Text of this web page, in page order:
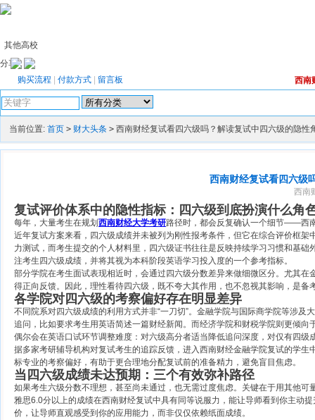
其他高校
购买流程 付款方式 留言板
分享：
西南
当前位置: 首页 > 财大头条 > 西南财经复试看四六级吗？解读复试中四六级的隐性
西南财经复试看四六级
西南
复试评价体系中的隐性指标：四六级到底扮演什么角
每年，大量考生在规划 西南财经大学考研路径时，都会反复确认一个细节——西
近年复试方案来看，四六级成绩并未被列为刚性报考条件，但它在综合评价框架
力测试，而考生提交的个人材料里，四六级证书往往是反映持续学习习惯和基
注考生四六级成绩，并将其视为本科阶段英语学习投入度的一个参考指标。
部分学院在考生面试表现相近时，会通过四六级分数差异来做细微区分。尤其
得正向反馈。因此，理性看待四六级，既不夸大其作用，也不忽视其影响，是备
各学院对四六级的考察偏好存在明显差异
不同院系对四六级成绩的利用方式并非“一刀切”。金融学院与国际商学院等涉
追问，比如要求考生用英语简述一篇财经新闻。而经济学院和财税学院则更倾
偶尔会在英语口试环节调整难度：对六级高分者适当降低追问深度，对仅有四级
据多家考研辅导机构对复试考生的追踪反馈，进入西南财经金融学院复试的学
标专业的考察偏好，有助于更合理地分配复试前的准备精力，避免盲目焦虑。
当四六级成绩未达预期：三个有效弥补路径
如果考生六级分数不理想，甚至尚未通过，也无需过度焦虑。关键在于用其他
雅思6.0分以上的成绩在西南财经复试中具有同等说服力，能让导师看到你主动
价，让导师直观感受到你的应用能力，而非仅仅依赖纸面成绩。